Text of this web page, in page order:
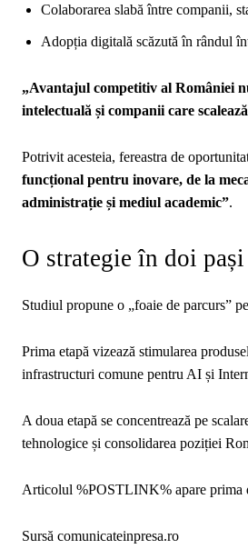
Colaborarea slabă între companii,
Adopția digitală scăzută în rândul
„Avantajul competitiv al României
intelectuală și companii care
Potrivit acesteia, fereastra de
funcțional pentru inovare, de la
administrație și mediul academic”.
O strategie în doi
Studiul propune o „foaie de parcurs”
Prima etapă vizează stimularea
infrastructuri comune pentru AI și
A doua etapă se concentrează pe
tehnologice și consolidarea poziției
Articolul %POSTLINK% apare
Sursă comunicateinpresa.ro